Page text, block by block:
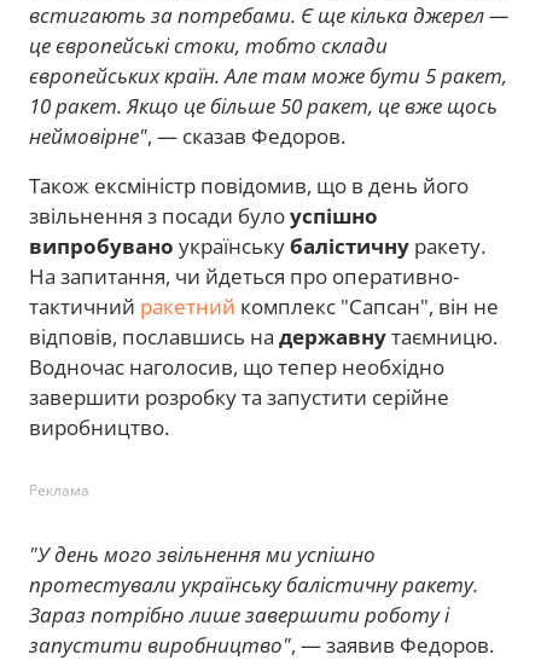
встигають за потребами. Є ще кілька джерел —
це європейські стоки, тобто склади
європейських країн. Але там може бути 5 ракет,
10 ракет. Якщо це більше 50 ракет, це вже щось
неймовірне", — сказав Федоров.
Також ексміністр повідомив, що в день його
звільнення з посади булоуспішно
випробувано українськубалістичну ракету.
На запитання, чи йдеться про оперативно-
тактичний ракетний комплекс "Сапсан", він не
відповів, пославшись на державнутаємницю.
Водночас наголосив, що тепер необхідно
завершити розробку та запустити серійне
виробництво.
Реклама
"У день мого звільнення ми успішно
протестували українську балістичну ракету.
Зараз потрібно лише завершити роботу і
запустити виробництво", — заявив Федоров.